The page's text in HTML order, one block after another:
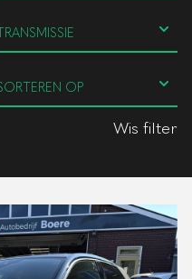
Wis filter